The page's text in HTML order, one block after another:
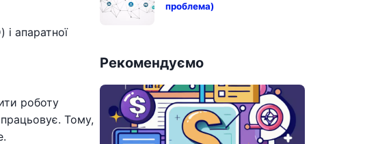
апаратної
роботу
Тому,
проблема)
Рекомендуємо